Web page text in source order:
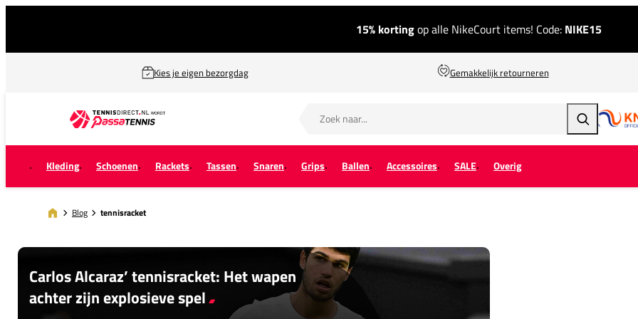
15% kortingop alle NikeCourt items! Code: NIKE15
Kies je eigen bezorgdag Gemakkelijk retourneren
Zoeken
Kleding Schoenen Rackets Tassen Snaren Grips Ballen Accessoires SALE Overig
Blog tennisracket
Carlos Alcaraz’ tennisracket: Het wapen
achter zijn explosieve spel